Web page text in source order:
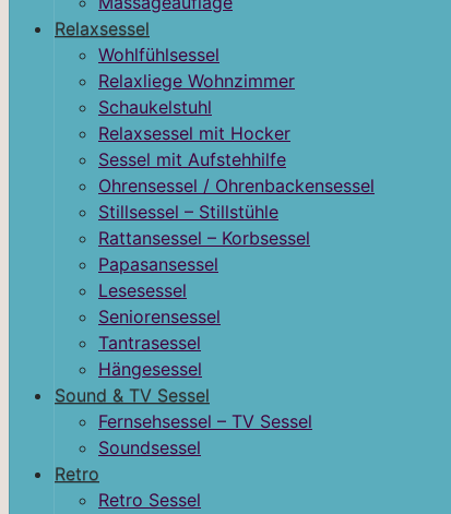
Relaxsessel
Wohlfühlsessel
Relaxliege Wohnzimmer
Schaukelstuhl
Relaxsessel mit Hocker
Sessel mit Aufstehhilfe
Ohrensessel / Ohrenbackensessel
Stillsessel – Stillstühle
Rattansessel – Korbsessel
Papasansessel
Lesesessel
Seniorensessel
Tantrasessel
Hängesessel
Sound & TV Sessel
Fernsehsessel – TV Sessel
Soundsessel
Retro
Retro Sessel